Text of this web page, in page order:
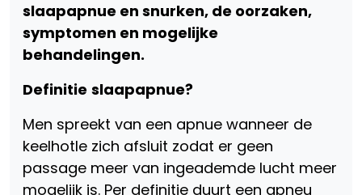
slaapapnue en snurken, de oorzaken,
symptomen en mogelijke
behandelingen.
Definitie slaapapnue?
Men spreekt van een apnue wanneer de
keelhotle zich afsluit zodat er geen
passage meer van ingeademde lucht meer
mogelijk is. Per definitie duurt een apneu